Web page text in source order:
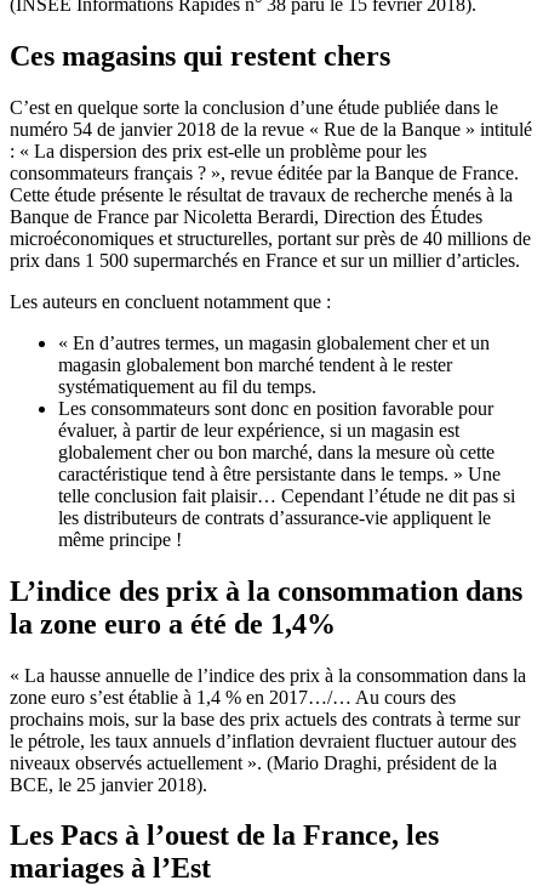
Ces magasins qui restent chers
C’est en quelque sorte la conclusion d’une étude publiée dans le
numéro 54 de janvier 2018 de la revue « Rue de la Banque » intitulé
: « La dispersion des prix est-elle un problème pour les
consommateurs français ? », revue éditée par la Banque de France.
Cette étude présente le résultat de travaux de recherche menés à la
Banque de France par Nicoletta Berardi, Direction des Études
microéconomiques et structurelles, portant sur près de 40 millions de
prix dans 1 500 supermarchés en France et sur un millier d’articles.
Les auteurs en concluent notamment que :
« En d’autres termes, un magasin globalement cher et un
magasin globalement bon marché tendent à le rester
systématiquement au fil du temps.
Les consommateurs sont donc en position favorable pour
évaluer, à partir de leur expérience, si un magasin est
globalement cher ou bon marché, dans la mesure où cette
caractéristique tend à être persistante dans le temps. » Une
telle conclusion fait plaisir… Cependant l’étude ne dit pas si
les distributeurs de contrats d’assurance-vie appliquent le
même principe !
L’indice des prix à la consommation dans
la zone euro a été de 1,4%
« La hausse annuelle de l’indice des prix à la consommation dans la
zone euro s’est établie à 1,4 % en 2017…/… Au cours des
prochains mois, sur la base des prix actuels des contrats à terme sur
le pétrole, les taux annuels d’inflation devraient fluctuer autour des
niveaux observés actuellement ». (Mario Draghi, président de la
BCE, le 25 janvier 2018).
Les Pacs à l’ouest de la France, les
mariages à l’Est